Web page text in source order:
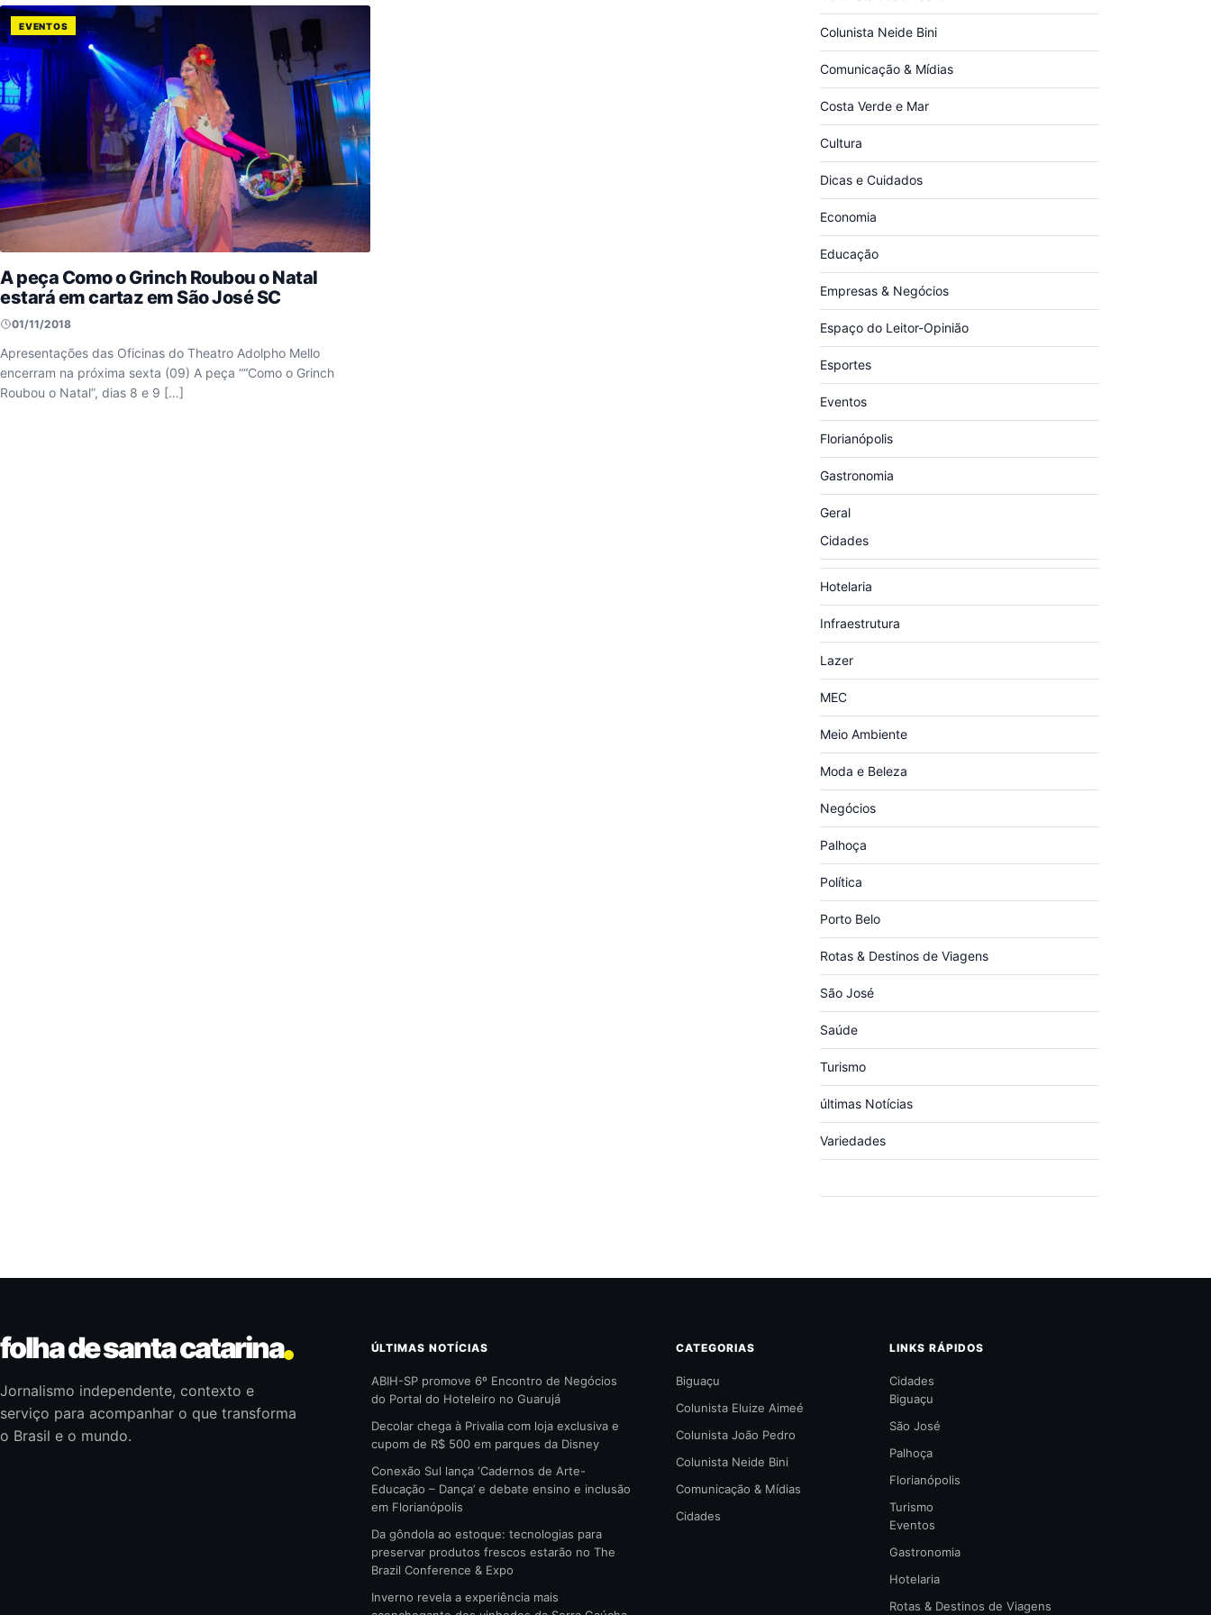
EVENTOS
A peça Como o Grinch Roubou o Natal
estará em cartaz em São José SC
01/11/2018
Apresentações das Oficinas do Theatro Adolpho Mello
encerram na próxima sexta (09) A peça ““Como o Grinch
Roubou o Natal”, dias 8 e 9 […]
Colunista Neide Bini
Comunicação & Mídias
Costa Verde e Mar
Cultura
Dicas e Cuidados
Economia
Educação
Empresas & Negócios
Espaço do Leitor-Opinião
Esportes
Eventos
Florianópolis
Gastronomia
Geral
Cidades
Hotelaria
Infraestrutura
Lazer
MEC
Meio Ambiente
Moda e Beleza
Negócios
Palhoça
Política
Porto Belo
Rotas & Destinos de Viagens
São José
Saúde
Turismo
últimas Notícias
Variedades
folha de santa catarina
Jornalismo independente, contexto e
serviço para acompanhar o que transforma
o Brasil e o mundo.
ÚLTIMAS NOTÍCIAS
ABIH-SP promove 6º Encontro de Negócios
do Portal do Hoteleiro no Guarujá
Decolar chega à Privalia com loja exclusiva e
cupom de R$ 500 em parques da Disney
Conexão Sul lança ‘Cadernos de Arte-
Educação – Dança’ e debate ensino e inclusão
em Florianópolis
Da gôndola ao estoque: tecnologias para
preservar produtos frescos estarão no The
Brazil Conference & Expo
Inverno revela a experiência mais
CATEGORIAS
Biguaçu
Colunista Eluize Aimeé
Colunista João Pedro
Colunista Neide Bini
Comunicação & Mídias
Cidades
LINKS RÁPIDOS
Cidades
Biguaçu
São José
Palhoça
Florianópolis
Turismo
Eventos
Gastronomia
Hotelaria
Rotas & Destinos de Viagens